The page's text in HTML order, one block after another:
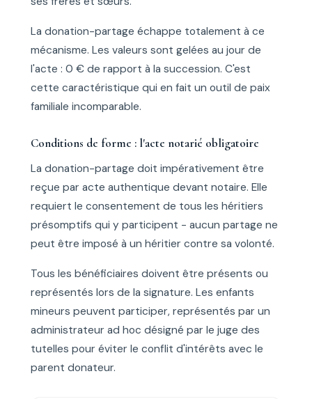
La donation-partage échappe totalement à ce
mécanisme. Les valeurs sont gelées au jour de
l'acte : 0 € de rapport à la succession. C'est
cette caractéristique qui en fait un outil de paix
familiale incomparable.
Conditions de forme : l'acte notarié obligatoire
La donation-partage doit impérativement être
reçue par acte authentique devant notaire. Elle
requiert le consentement de tous les héritiers
présomptifs qui y participent - aucun partage ne
peut être imposé à un héritier contre sa volonté.
Tous les bénéficiaires doivent être présents ou
représentés lors de la signature. Les enfants
mineurs peuvent participer, représentés par un
administrateur ad hoc désigné par le juge des
tutelles pour éviter le conflit d'intérêts avec le
parent donateur.